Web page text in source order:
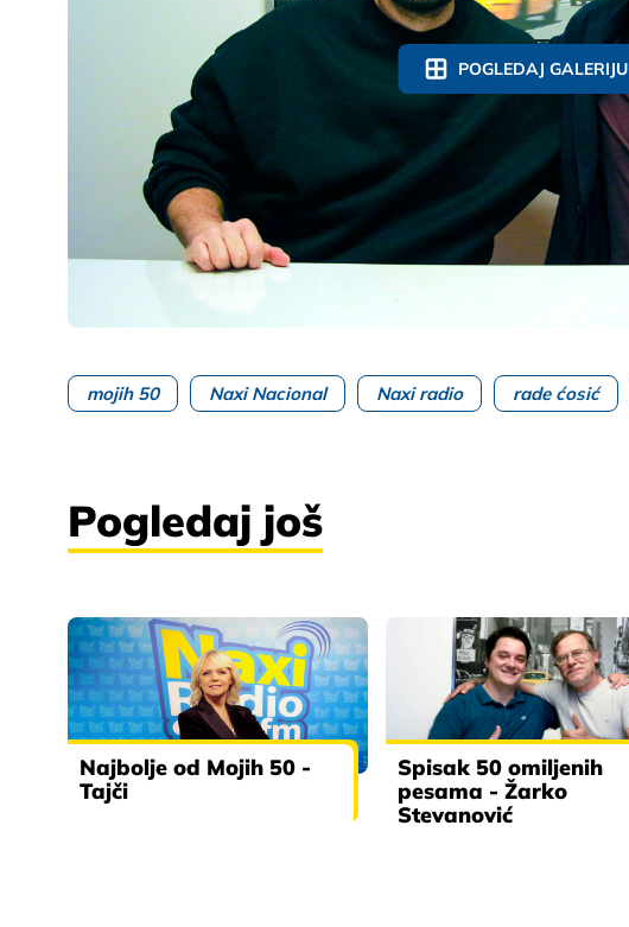
POGLEDAJ GALERIJU
mojih 50 Naxi Nacional Naxi radio rade ćosić
Pogledaj još
Najbolje od Mojih 50 -
Tajči
Spisak 50 omiljenih
pesama - Žarko
Stevanović